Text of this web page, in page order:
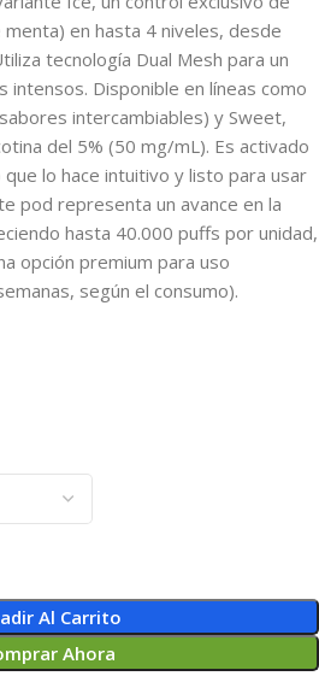
en hasta 4 niveles, desde
tecnología Dual Mesh para un
intensos. Disponible en líneas como
intercambiables) y Sweet,
del 5% (50 mg/mL). Es activado
lo hace intuitivo y listo para usar
pod representa un avance en la
hasta 40.000 puffs por unidad,
opción premium para uso
según el consumo).
Al Carrito
Ahora